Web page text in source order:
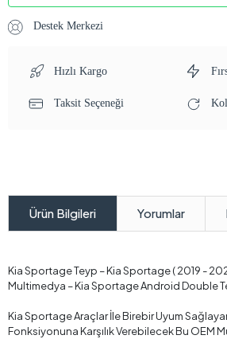
Destek Merkezi
Hızlı Kargo
Taksit Seçeneği
Ürün Bilgileri Yorumlar
Kia Sportage Teyp – Kia Sportage ( 2019 -
Multimedya – Kia Sportage Android Double
Kia Sportage Araçlar İle Birebir Uyum
Fonksiyonuna Karşılık Verebilecek Bu OEM